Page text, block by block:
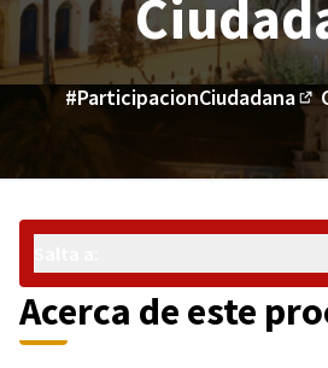
#ParticipacionCiudadana
Acerca de este